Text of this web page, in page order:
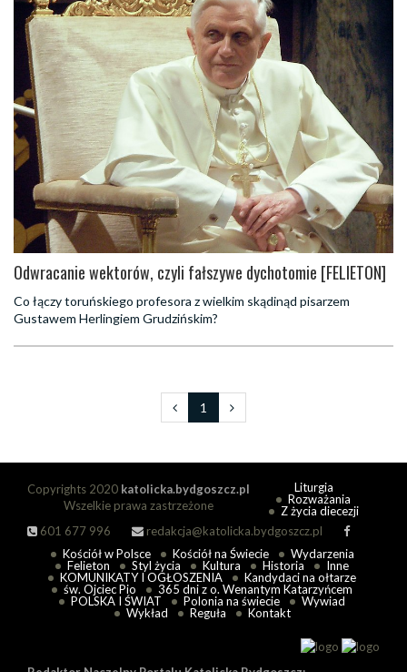
Odwracanie wektorów, czyli fałszywe dychotomie [FELIETON]
Co łączy toruńskiego profesora z wielkim skądinąd pisarzem
Gustawem Herlingiem Grudzińskim?
1
Copyrights 2020 katolicka.bydgoszcz.pl
Wszelkie prawa zastrzeżone
601 677 996
redakcja@katolicka.bydgoszcz.pl
Liturgia
Rozważania
Z życia diecezji
Kościół w Polsce Kościół na Świecie
Wydarzenia
Felieton
Styl życia Kultura Historia
Inne
KOMUNIKATY I OGŁOSZENIA
Kandydaci na ołtarze
św. Ojciec Pio
365 dni z o. Wenantym Katarzyńcem
POLSKA I ŚWIAT
Polonia na świecie
Wywiad
Wykład
Reguła Kontakt